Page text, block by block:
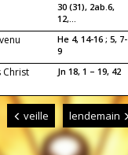
30 (31), 2ab.6,
12,...
He 4, 14-16 ; 5, 7-
9
Christ Jn 18, 1 – 19, 42
veille lendemain